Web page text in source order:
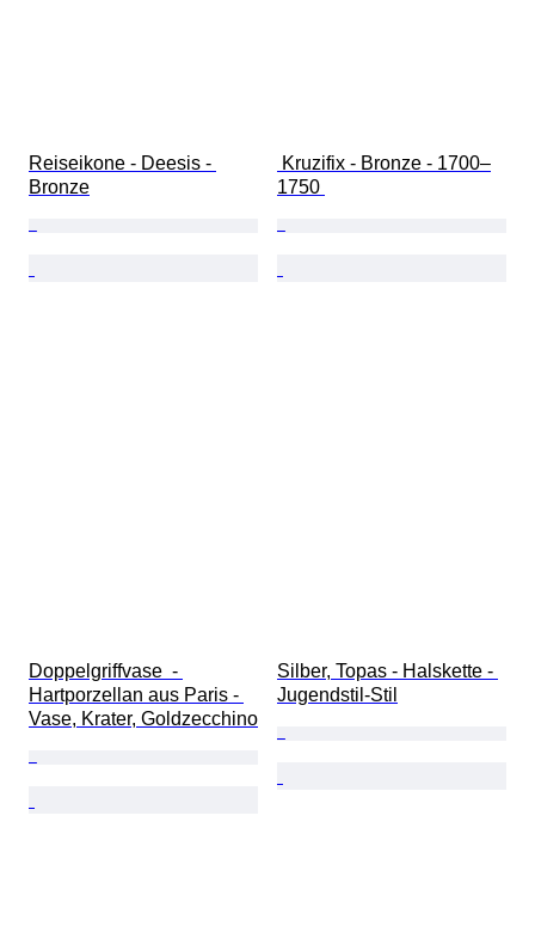
Reiseikone - Deesis -
Bronze
1750
Doppelgriffvase  -
Hartporzellan aus Paris -
Vase, Krater, Goldzecchino
Silber, Topas - Halskette -
Jugendstil-Stil